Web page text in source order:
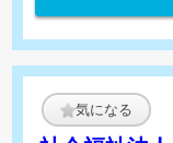
気になる